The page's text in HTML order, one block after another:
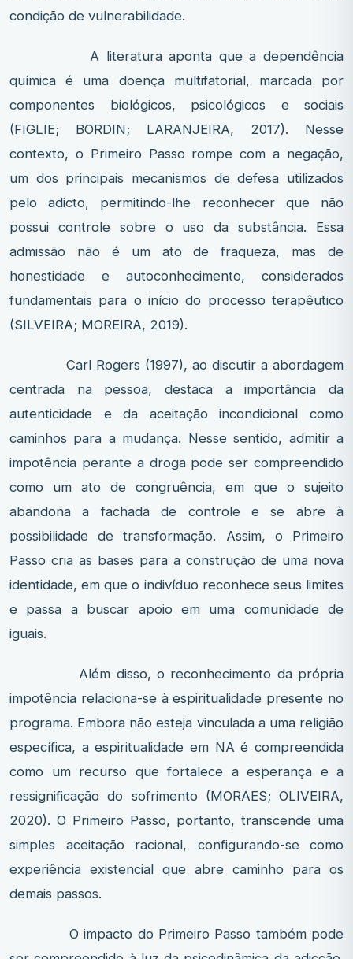
condição de vulnerabilidade.
A literatura aponta que a dependência
química é uma doença multifatorial, marcada por
componentes biológicos, psicológicos e sociais
(FIGLIE; BORDIN; LARANJEIRA, 2017). Nesse
contexto, o Primeiro Passo rompe com a negação,
um dos principais mecanismos de defesa utilizados
pelo adicto, permitindo-lhe reconhecer que não
possui controle sobre o uso da substância. Essa
admissão não é um ato de fraqueza, mas de
honestidade e autoconhecimento, considerados
fundamentais para o início do processo terapêutico
(SILVEIRA; MOREIRA, 2019).
Carl Rogers (1997), ao discutir a abordagem
centrada na pessoa, destaca a importância da
autenticidade e da aceitação incondicional como
caminhos para a mudança. Nesse sentido, admitir a
impotência perante a droga pode ser compreendido
como um ato de congruência, em que o sujeito
abandona a fachada de controle e se abre à
possibilidade de transformação. Assim, o Primeiro
Passo cria as bases para a construção de uma nova
identidade, em que o indivíduo reconhece seus limites
e passa a buscar apoio em uma comunidade de
iguais.
Além disso, o reconhecimento da própria
impotência relaciona-se à espiritualidade presente no
programa. Embora não esteja vinculada a uma religião
específica, a espiritualidade em NA é compreendida
como um recurso que fortalece a esperança e a
ressignificação do sofrimento (MORAES; OLIVEIRA,
2020). O Primeiro Passo, portanto, transcende uma
simples aceitação racional, configurando-se como
experiência existencial que abre caminho para os
demais passos.
O impacto do Primeiro Passo também pode